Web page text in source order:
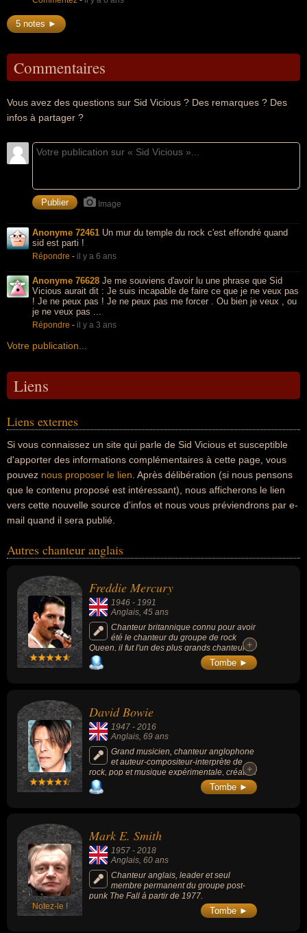
5 notes ►
Commentaires
Vous avez des questions sur Sid Vicious ? Des remarques ? Des
infos à partager ?
Image
Anonyme 72461 Un mur du temple du rock c'est effondré quand
sid est parti !
Répondre - il y a 6 ans
Anonyme 76628 Je me souviens d'avoir lu une phrase que Sid
Vicious aurait dit : Je suis incapable de faire ce que je ne veux pas
! Je ne peux pas ! Je ne peux pas me forcer . Ou bien je veux , ou
je ne veux pas ...
Répondre - il y a 3 ans
Votre publication...
Liens
Liens externes
Si vous connaissez un site qui parle de Sid Vicious et susceptible
d'apporter des informations complémentaires à cette page, vous
pouvez nous proposer le lien . Après délibération (si nous pensons
que le contenu proposé est intéressant), nous afficherons le lien
vers cette nouvelle source d'infos et nous vous préviendrons par e-
mail quand il sera publié.
Autres chanteur anglais
Freddie Mercury
1946 - 1991
Anglais, 45 ans
Chanteur britannique connu pour avoir
été le chanteur du groupe de rock
Queen, il fut l'un des plus grands chanteurs
du XXe siècle et l'un des plus populaires
grâce aux chansons qu'il compose avec
Crazy Little Thing Called Love ». Le
magazine américain Rolling Stone le classe
dans la liste des « plus grands chanteurs de
tous les temps ».
+
+
Tombe ►
David Bowie
1947 - 2016
Anglais , 69 ans
Grand musicien, chanteur anglophone
et auteur-compositeur-interprète de
rock, pop et musique expérimentale, créateur
du personnage Ziggy Stardust, + de 140
millions d'albums vendus dans le monde à
23 des "Meilleurs Chanteurs de tous les
temps" du journal Rolling Stone en 2004.
+
+
Tombe ►
Notez-le !
Mark E. Smith
1957 - 2018
Anglais, 60 ans
Chanteur anglais, leader et seul
membre permanent du groupe post-
punk The Fall à partir de 1977.
Tombe ►